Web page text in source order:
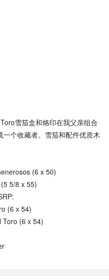
雪茄盒和烙印在我父亲组合
个收藏者。雪茄和配件优质木
(6 x 50)
5/8 x 55)
(6 x 54)
Toro (6 x 54)